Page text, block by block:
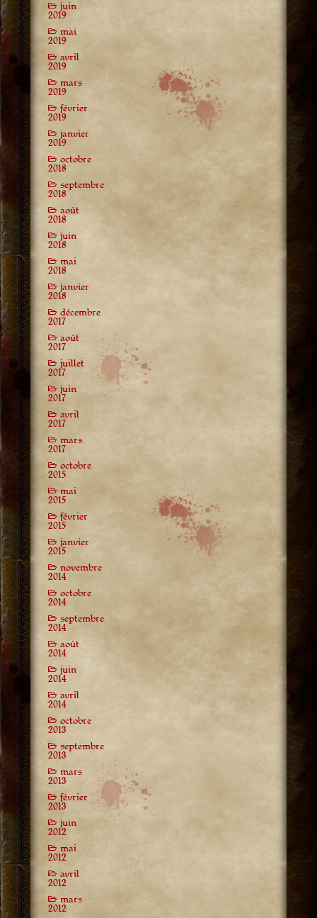
juin
2019
mai
2019
avril
2019
mars
2019
février
2019
janvier
2019
octobre
2018
septembre
2018
août
2018
juin
2018
mai
2018
janvier
2018
décembre
2017
août
2017
juillet
2017
juin
2017
avril
2017
mars
2017
octobre
2015
mai
2015
février
2015
janvier
2015
novembre
2014
octobre
2014
septembre
2014
août
2014
juin
2014
avril
2014
octobre
2013
septembre
2013
mars
2013
février
2013
juin
2012
mai
2012
avril
2012
mars
2012